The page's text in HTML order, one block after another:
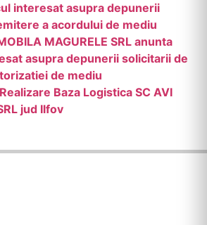
interesat asupra depunerii
a acordului de mediu
MAGURELE SRL anunta
asupra depunerii solicitarii de
de mediu
Baza Logistica SC AVI
jud Ilfov